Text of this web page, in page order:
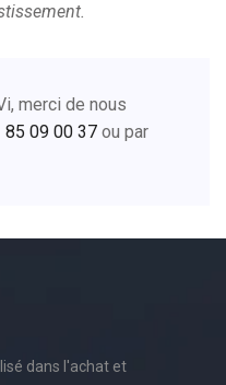
merci de nous
85 09 00 37 ou par
dans l'achat et